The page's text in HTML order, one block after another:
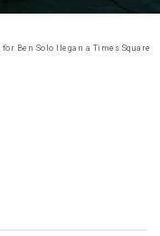
Ben Solo llegan a Times Square